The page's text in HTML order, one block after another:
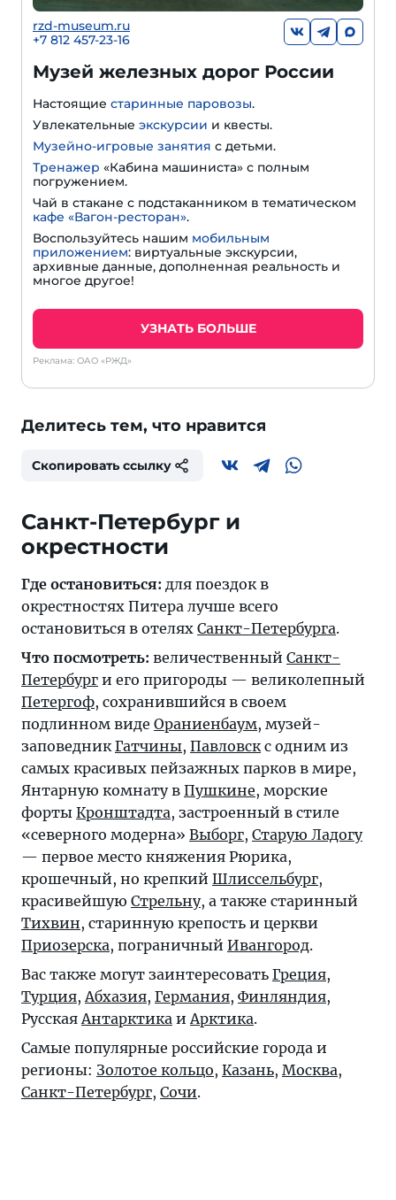
rzd-museum.ru
+7 812 457-23-16
Музей железных дорог России
Настоящие старинные паровозы.
Увлекательные экскурсии и квесты.
Музейно-игровые занятия с детьми.
Тренажер «Кабина машиниста» с полным
погружением.
Чай в стакане с подстаканником в тематическом
кафе «Вагон-ресторан».
Воспользуйтесь нашим мобильным
приложением: виртуальные экскурсии,
архивные данные, дополненная реальность и
многое другое!
УЗНАТЬ БОЛЬШЕ
Реклама: ОАО «РЖД»
Делитесь тем, что нравится
Скопировать ссылку
Санкт-Петербург и
окрестности
Где остановиться: для поездок в
окрестностях Питера лучше всего
остановиться в отелях Санкт-Петербурга.
Что посмотреть: величественный Санкт-
Петербург и его пригороды — великолепный
Петергоф, сохранившийся в своем
подлинном виде Ораниенбаум, музей-
заповедник Гатчины, Павловск с одним из
самых красивых пейзажных парков в мире,
Янтарную комнату в Пушкине, морские
форты Кронштадта, застроенный в стиле
«северного модерна» Выборг, Старую Ладогу
— первое место княжения Рюрика,
крошечный, но крепкий Шлиссельбург,
красивейшую Стрельну, а также старинный
Тихвин, старинную крепость и церкви
Приозерска, пограничный Ивангород.
Вас также могут заинтересовать Греция,
Турция, Абхазия, Германия, Финляндия,
Русская Антарктика и Арктика.
Самые популярные российские города и
регионы: Золотое кольцо, Казань, Москва,
Санкт-Петербург, Сочи.